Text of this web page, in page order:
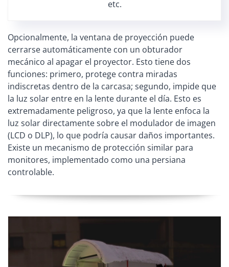
etc.
Opcionalmente, la ventana de proyección puede
cerrarse automáticamente con un obturador
mecánico al apagar el proyector. Esto tiene dos
funciones: primero, protege contra miradas
indiscretas dentro de la carcasa; segundo, impide que
la luz solar entre en la lente durante el día. Esto es
extremadamente peligroso, ya que la lente enfoca la
luz solar directamente sobre el modulador de imagen
(LCD o DLP), lo que podría causar daños importantes.
Existe un mecanismo de protección similar para
monitores, implementado como una persiana
controlable.